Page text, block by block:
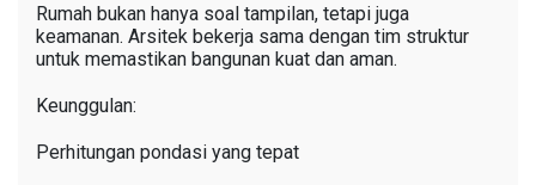
Rumah bukan hanya soal tampilan, tetapi juga
keamanan. Arsitek bekerja sama dengan tim struktur
untuk memastikan bangunan kuat dan aman.
Keunggulan:
Perhitungan pondasi yang tepat